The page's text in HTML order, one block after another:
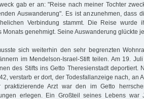
gab er an: "Reise nach meiner Tochter
Auswanderung". Es ist anzunehmen, dass
Verbindung stammt. Die Reise wurde
Monats genehmigt. Seine Auswanderung glückte
sich weiterhin den sehr begrenzten
im Mendelson-Israel-Stift teilen. Am 19.
des Stifts ins Getto Theresienstadt deportiert.
verstarb er dort, der Todesfallanzeige nach, an
Arzt war den im Getto
erlegen. Ein Großteil seines Lebens war